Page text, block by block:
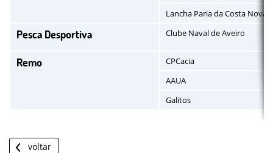
Lancha Paria da Costa Nova
Pesca Desportiva Clube Naval de Aveiro
Remo
CPCacia
AAUA
Galitos
voltar